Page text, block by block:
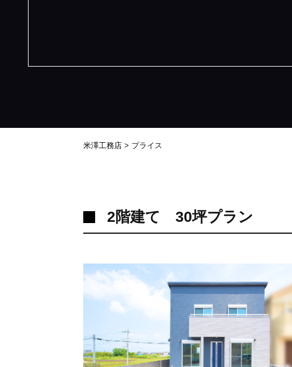
米澤工務店> プライス
2階建て 30坪プラン